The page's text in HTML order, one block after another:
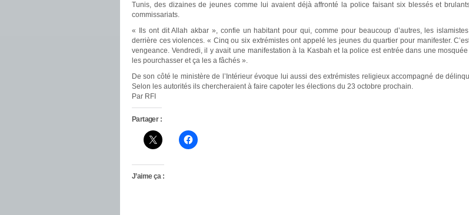
Tunis, des dizaines de jeunes comme lui avaient déjà affronté la police faisant six blessés et
commissariats.
« Ils ont dit Allah akbar », confie un habitant pour qui, comme pour beaucoup d’autres, les
derrière ces violences. « Cinq ou six extrémistes ont appelé les jeunes du quartier pour manifester.
vengeance. Vendredi, il y avait une manifestation à la Kasbah et la police est entrée dans une
les pourchasser et ça les a fâchés ».
De son côté le ministère de l’Intérieur évoque lui aussi des extrémistes religieux accompagné de
Selon les autorités ils chercheraient à faire capoter les élections du 23 octobre prochain.
Par RFI
Partager :
J’aime ça :